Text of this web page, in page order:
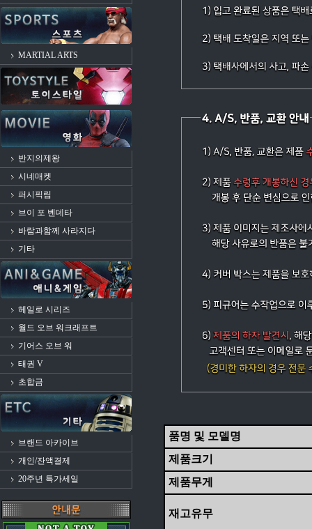
MARTIAL ARTS
반지의제왕
시네매켓
퍼시픽림
브이 포 벤데타
바람과함께 사라지다
기타
헤일로 시리즈
월드 오브 워크래프트
기어스 오브 워
태권 V
초합금
브랜드 아카이브
개인/잔액결제
20주년 특가세일
품명 및 모델명
제품크기
제품무게
재고유무